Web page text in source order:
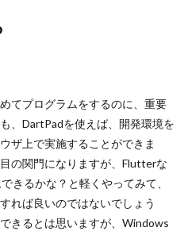
てプログラムをするのに、重要
、DartPadを使えば、開発環境を
ザ上で実施することができま
の関門になりますが、Flutterな
きるかな？と軽くやってみて、
れば良いのではないでしょう
きるとは思いますが、Windows